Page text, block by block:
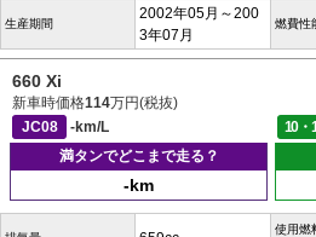
生産期間
2002年05月～200
3年07月
燃費性
660 Xi
新車時価格114万円(税抜)
JC08
-km/L 10・
満タンでどこまで走る？
-km
使用燃